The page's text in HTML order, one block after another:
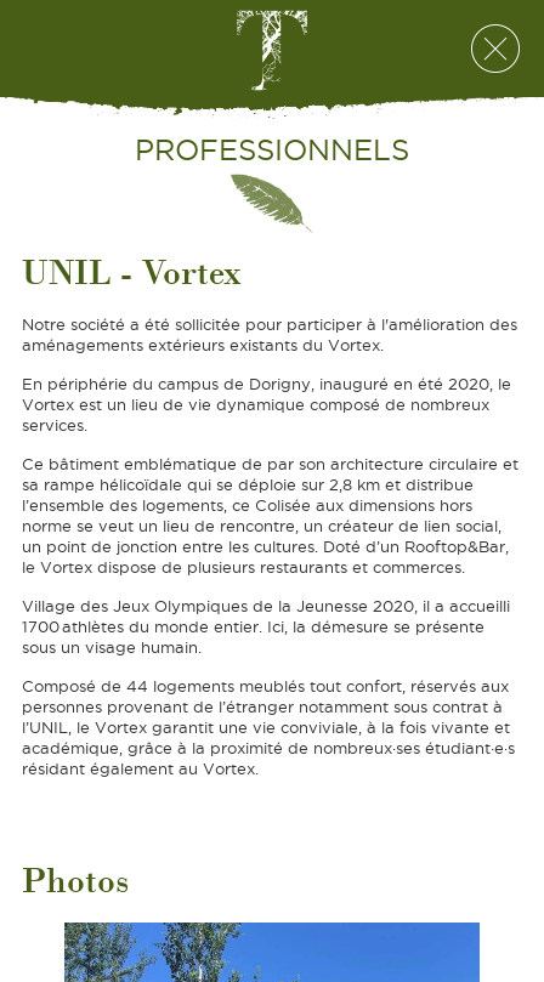
PROFESSIONNELS
UNIL - Vortex
Notre société a été sollicitée pour participer à l'amélioration des
aménagements extérieurs existants du Vortex.
En périphérie du campus de Dorigny, inauguré en été 2020, le
Vortex est un lieu de vie dynamique composé de nombreux
services.
Ce bâtiment emblématique de par son architecture circulaire et
sa rampe hélicoïdale qui se déploie sur 2,8 km et distribue
l’ensemble des logements, ce Colisée aux dimensions hors
norme se veut un lieu de rencontre, un créateur de lien social,
un point de jonction entre les cultures. Doté d’un Rooftop&Bar,
le Vortex dispose de plusieurs restaurants et commerces.
Village des Jeux Olympiques de la Jeunesse 2020, il a accueilli
1700 athlètes du monde entier. Ici, la démesure se présente
sous un visage humain.
Composé de 44 logements meublés tout confort, réservés aux
personnes provenant de l’étranger notamment sous contrat à
l’UNIL, le Vortex garantit une vie conviviale, à la fois vivante et
académique, grâce à la proximité de nombreux·ses étudiant·e·s
résidant également au Vortex.
Photos